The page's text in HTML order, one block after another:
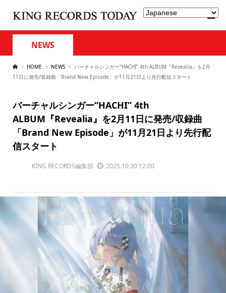
NEWS
HOME NEWS
バーチャルシンガー“HACHI” 4th ALBUM『Revealia』を2月
11日に発売/収録曲「Brand New Episode」が11月21日より先行配信スタート
バーチャルシンガー“HACHI” 4th
ALBUM『Revealia』を2月11日に発売/収録曲
「Brand New Episode」が11月21日より先行配
信スタート
KING RECORDS編集部 2025.10.30 12:00